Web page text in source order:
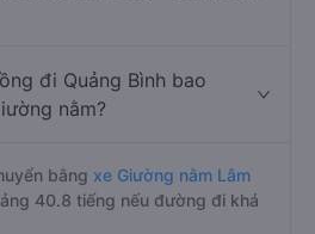
đi Quảng Bình bao
nằm?
bằng xe Giường nằm Lâm
40.8 tiếng nếu đường đi khá